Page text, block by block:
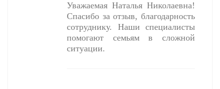
Уважаемая Наталья Николаевна!
Спасибо за отзыв, благодарность
сотруднику. Наши специалисты
помогают семьям в сложной
ситуации.